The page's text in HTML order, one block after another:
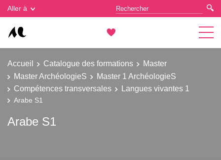
Aller à
Accueil Catalogue des formations
Master
Master ArchéologieS
Master 1 ArchéologieS
Compétences transversales
Langues vivantes 1
Arabe S1
Arabe S1
Gestion des cookies